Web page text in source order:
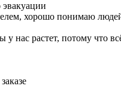
хорошо понимаю
у нас растет, потому что